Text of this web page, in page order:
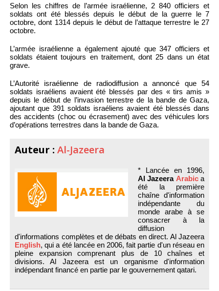
Selon les chiffres de l’armée israélienne, 2 840 officiers et
soldats ont été blessés depuis le début de la guerre le 7
octobre, dont 1314 depuis le début de l’attaque terrestre le 27
octobre.
L’armée israélienne a également ajouté que 347 officiers et
soldats étaient toujours en traitement, dont 25 dans un état
grave.
L’Autorité israélienne de radiodiffusion a annoncé que 54
soldats israéliens avaient été blessés par des « tirs amis »
depuis le début de l’invasion terrestre de la bande de Gaza,
ajoutant que 391 soldats israéliens avaient été blessés dans
des accidents (choc ou écrasement) avec des véhicules lors
d’opérations terrestres dans la bande de Gaza.
Auteur : Al-Jazeera
* Lancée en 1996,
Al Jazeera Arabica
été la première
chaîne d'information
indépendante du
monde arabe à se
consacrer à la
diffusion
d'informations complètes et de débats en direct. Al Jazeera
English, qui a été lancée en 2006, fait partie d'un réseau en
pleine expansion comprenant plus de 10 chaînes et
divisions. Al Jazeera est un organisme d'information
indépendant financé en partie par le gouvernement qatari.